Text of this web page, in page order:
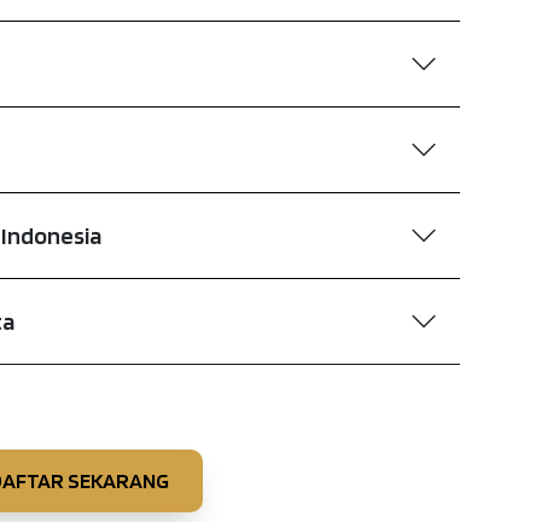
Indonesia
SEKARANG